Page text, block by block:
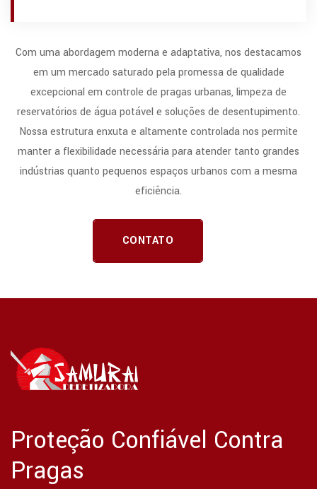
Com uma abordagem moderna e adaptativa, nos destacamos
em um mercado saturado pela promessa de qualidade
excepcional em controle de pragas urbanas, limpeza de
reservatórios de água potável e soluções de desentupimento.
Nossa estrutura enxuta e altamente controlada nos permite
manter a flexibilidade necessária para atender tanto grandes
indústrias quanto pequenos espaços urbanos com a mesma
eficiência.
CONTATO
Proteção Confiável Contra
Pragas